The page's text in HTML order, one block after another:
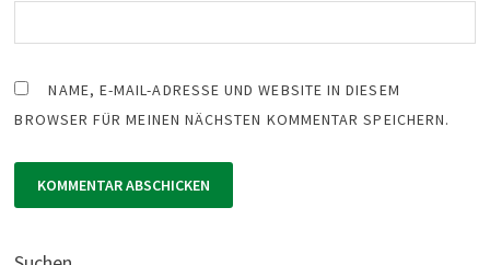
NAME, E-MAIL-ADRESSE UND WEBSITE IN DIESEM
BROWSER FÜR MEINEN NÄCHSTEN KOMMENTAR SPEICHERN.